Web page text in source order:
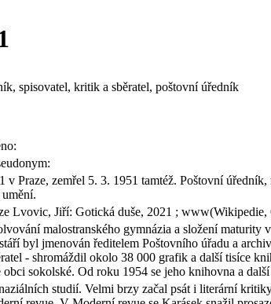
spisovatel, kritik a sběratel, poštovní úředník
v Praze, zemřel 5. 3. 1951 tamtéž. Poštovní
Lvovic, Jiří: Gotická duše, 2021 ;
malostranského gymnázia a složení
byl jmenován ředitelem Poštovního úřadu a
- shromáždil okolo 38 000 grafik a další tisíce
sokolské. Od roku 1954 se jeho knihovna a
studií. Velmi brzy začal psát i literární